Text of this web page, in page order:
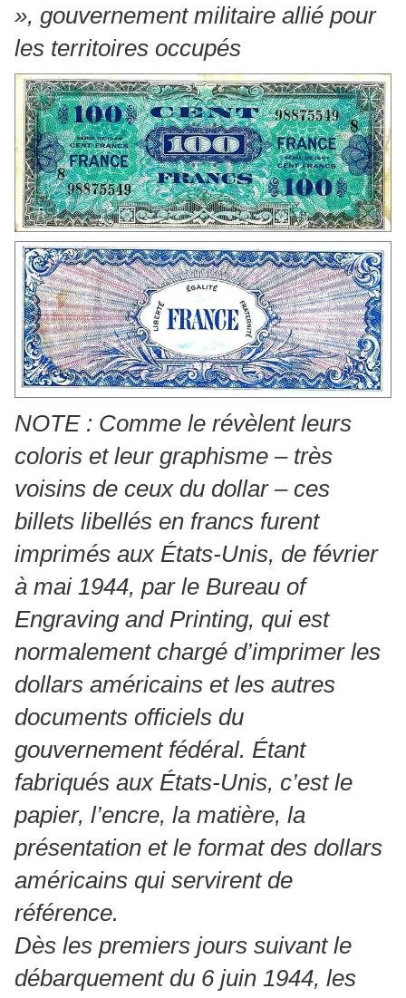
», gouvernement militaire allié pour
les territoires occupés
NOTE : Comme le révèlent leurs
coloris et leur graphisme – très
voisins de ceux du dollar – ces
billets libellés en francs furent
imprimés aux États-Unis, de février
à mai 1944, par le Bureau of
Engraving and Printing, qui est
normalement chargé d’imprimer les
dollars américains et les autres
documents officiels du
gouvernement fédéral. Étant
fabriqués aux États-Unis, c’est le
papier, l’encre, la matière, la
présentation et le format des dollars
américains qui servirent de
référence.
Dès les premiers jours suivant le
débarquement du 6 juin 1944, les